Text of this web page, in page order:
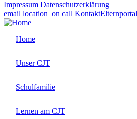
Impressum Datenschutzerklärung
email location_on call KontaktElternportal
Home
Unser CJT
Schulfamilie
Lernen am CJT